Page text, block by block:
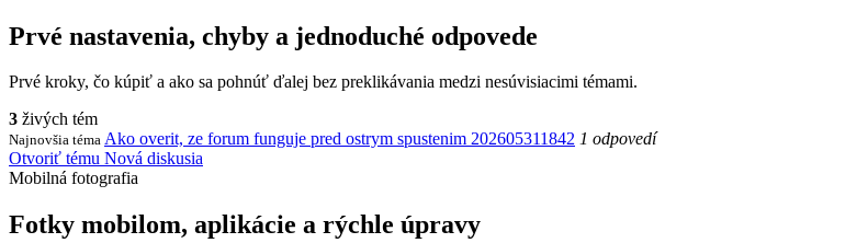
Prvé nastavenia, chyby a jednoduché odpovede
Prvé kroky, čo kúpiť a ako sa pohnúť ďalej bez preklikávania medzi nesúvisiacimi témami.
3 živých tém
Najnovšia téma Ako overit, ze forum funguje pred ostrym spustenim 202605311842 1 odpovedí
Otvoriť tému Nová diskusia
Mobilná fotografia
Fotky mobilom, aplikácie a rýchle úpravy